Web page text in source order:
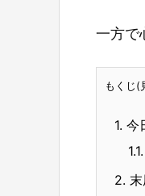
一方で
もくじ(
1. 今
1.1.
2.